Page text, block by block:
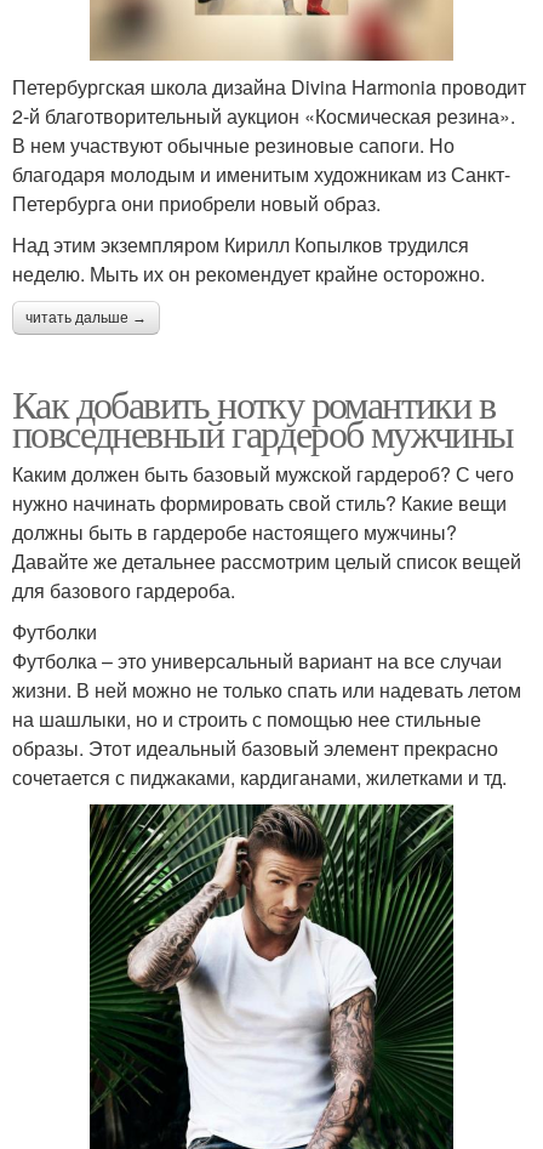
Петербургская школа дизайна Divina Harmonia проводит
2-й благотворительный аукцион «Космическая резина».
В нем участвуют обычные резиновые сапоги. Но
благодаря молодым и именитым художникам из Санкт-
Петербурга они приобрели новый образ.
Над этим экземпляром Кирилл Копылков трудился
неделю. Мыть их он рекомендует крайне осторожно.
читать дальше →
Как добавить нотку романтики в
повседневный гардероб мужчины
Каким должен быть базовый мужской гардероб? С чего
нужно начинать формировать свой стиль? Какие вещи
должны быть в гардеробе настоящего мужчины?
Давайте же детальнее рассмотрим целый список вещей
для базового гардероба.
Футболки
Футболка – это универсальный вариант на все случаи
жизни. В ней можно не только спать или надевать летом
на шашлыки, но и строить с помощью нее стильные
образы. Этот идеальный базовый элемент прекрасно
сочетается с пиджаками, кардиганами, жилетками и тд.